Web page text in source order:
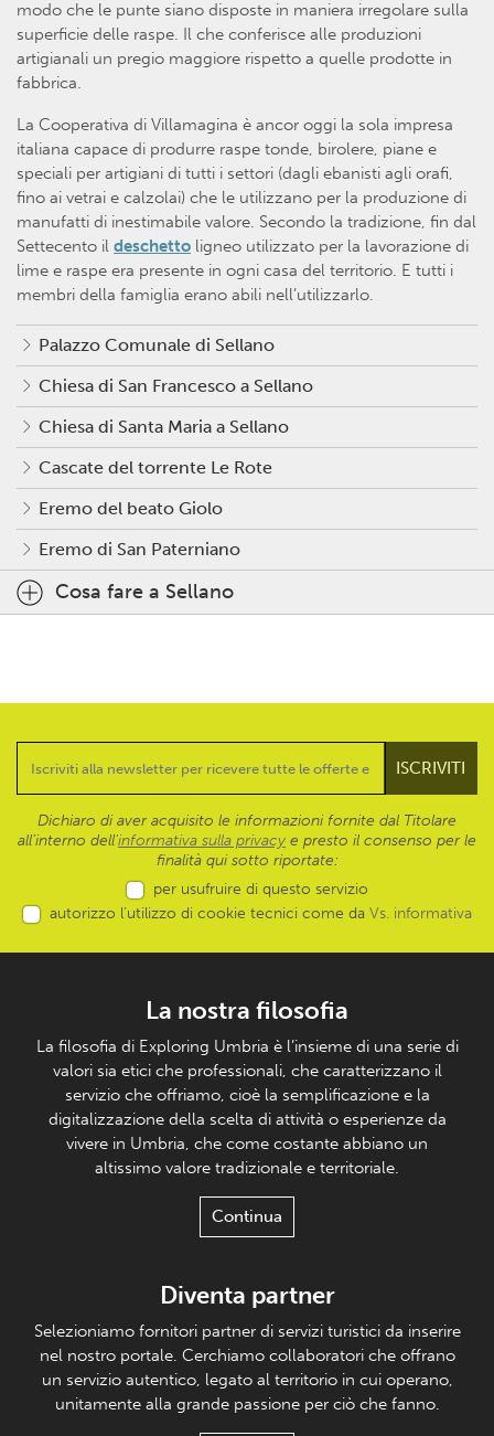
modo che le punte siano disposte in maniera irregolare sulla
superficie delle raspe. Il che conferisce alle produzioni
artigianali un pregio maggiore rispetto a quelle prodotte in
fabbrica.
La Cooperativa di Villamagina è ancor oggi la sola impresa
italiana capace di produrre raspe tonde, birolere, piane e
speciali per artigiani di tutti i settori (dagli ebanisti agli orafi,
fino ai vetrai e calzolai) che le utilizzano per la produzione di
manufatti di inestimabile valore. Secondo la tradizione, fin dal
Settecento il deschetto ligneo utilizzato per la lavorazione di
lime e raspe era presente in ogni casa del territorio. E tutti i
membri della famiglia erano abili nell’utilizzarlo.
Palazzo Comunale di Sellano
Chiesa di San Francesco a Sellano
Chiesa di Santa Maria a Sellano
Cascate del torrente Le Rote
Eremo del beato Giolo
Eremo di San Paterniano
Cosa fare a Sellano
Dichiaro di aver acquisito le informazioni fornite dal Titolare
all’interno dell'informativa sulla privacy e presto il consenso per le
finalità qui sotto riportate:
per usufruire di questo servizio
autorizzo l’utilizzo di cookie tecnici come da Vs. informativa
La nostra filosofia
La filosofia di Exploring Umbria è l’insieme di una serie di
valori sia etici che professionali, che caratterizzano il
servizio che offriamo, cioè la semplificazione e la
digitalizzazione della scelta di attività o esperienze da
vivere in Umbria, che come costante abbiano un
altissimo valore tradizionale e territoriale.
Continua
Diventa partner
Selezioniamo fornitori partner di servizi turistici da inserire
nel nostro portale. Cerchiamo collaboratori che offrano
un servizio autentico, legato al territorio in cui operano,
unitamente alla grande passione per ciò che fanno.